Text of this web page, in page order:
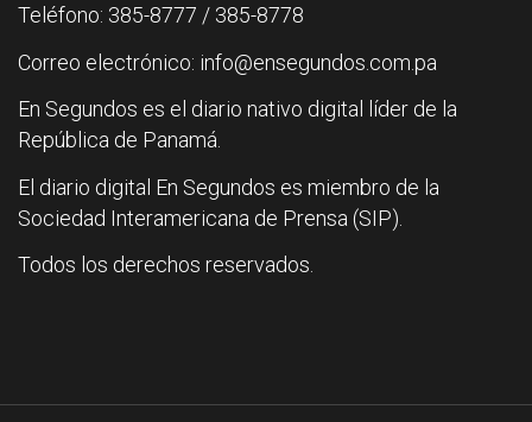
Teléfono: 385-8777 / 385-8778
Correo electrónico: info@ensegundos.com.pa
En Segundos es el diario nativo digital líder de la
República de Panamá.
El diario digital En Segundos es miembro de la
Sociedad Interamericana de Prensa (SIP).
Todos los derechos reservados.